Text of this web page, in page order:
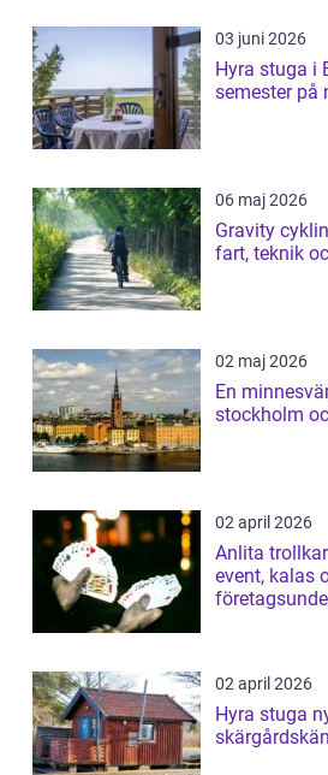
03 juni 2026
Hyra stuga i
semester på
06 maj 2026
Gravity
fart, teknik
02 maj 2026
En
stockholm
02 april 2026
Anlita
event, kalas
02 april 2026
Hyra stuga